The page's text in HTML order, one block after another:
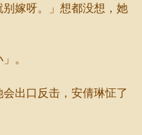
嫁呀。」想都没想，她
。
出口反击，安倩琳怔了